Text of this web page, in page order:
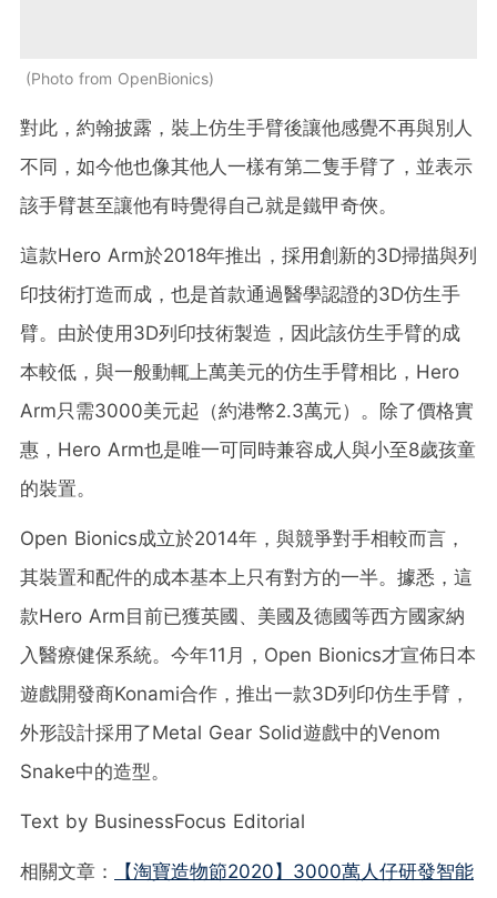
Photo from OpenBionics
對此，約翰披露，裝上仿生手臂後讓他感覺不再與別人
不同，如今他也像其他人一樣有第二隻手臂了，並表示
該手臂甚至讓他有時覺得自己就是鐵甲奇俠。
這款Hero Arm於2018年推出，採用創新的3D掃描與列
印技術打造而成，也是首款通過醫學認證的3D仿生手
臂。由於使用3D列印技術製造，因此該仿生手臂的成
本較低，與一般動輒上萬美元的仿生手臂相比，Hero
Arm只需3000美元起（約港幣2.3萬元）。除了價格實
惠，Hero Arm也是唯一可同時兼容成人與小至8歲孩童
的裝置。
Open Bionics成立於2014年，與競爭對手相較而言，
其裝置和配件的成本基本上只有對方的一半。據悉，這
款Hero Arm目前已獲英國、美國及德國等西方國家納
入醫療健保系統。今年11月，Open Bionics才宣佈日本
遊戲開發商Konami合作，推出一款3D列印仿生手臂，
外形設計採用了Metal Gear Solid遊戲中的Venom
Snake中的造型。
Text by BusinessFocus Editorial
相關文章：
【淘寶造物節2020】3000萬人仔研發智能